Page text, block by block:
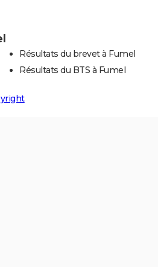
Résultats du brevet à Fumel
Résultats du BTS à Fumel